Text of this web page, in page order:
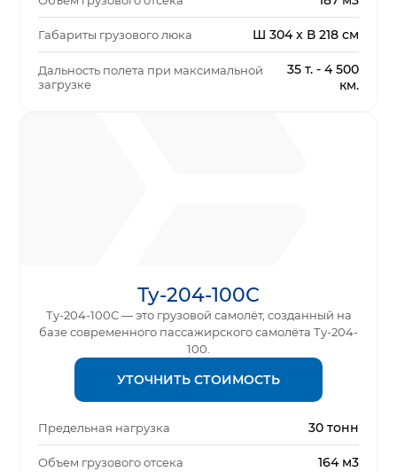
Габариты грузового люка Ш 304 x В 218 см
Дальность полета при максимальной
загрузке
35 т. - 4 500
км.
Ту-204-100С
Ту-204-100С — это грузовой самолёт, созданный на
базе современного пассажирского самолёта Ту-204-
100.
УТОЧНИТЬ СТОИМОСТЬ
Предельная нагрузка 30 тонн
Объем грузового отсека 164 м3